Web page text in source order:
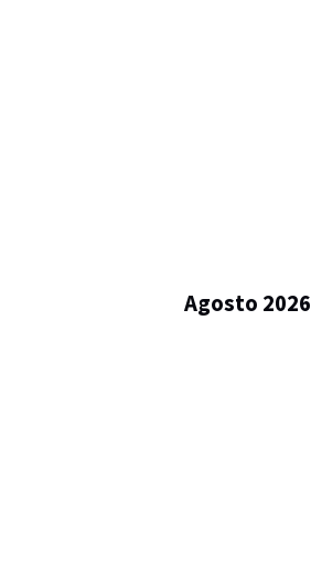
Agosto 2026